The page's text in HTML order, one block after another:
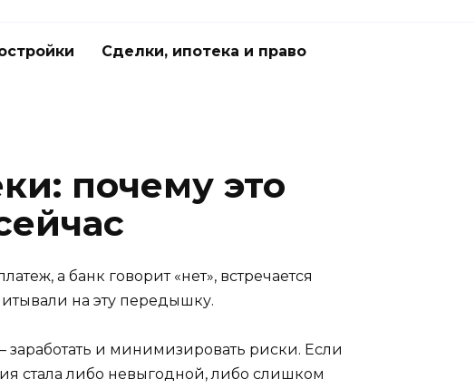
Сделки, ипотека и право
почему это
а банк говорит «нет», встречается
на эту передышку.
заработать и минимизировать риски. Если
стала либо невыгодной, либо слишком